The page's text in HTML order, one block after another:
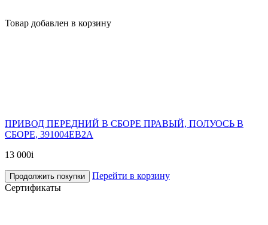
Товар добавлен в корзину
ПРИВОД ПЕРЕДНИЙ В СБОРЕ ПРАВЫЙ, ПОЛУОСЬ В
СБОРЕ, 391004EB2A
13 000i
Продолжить покупки
Перейти в корзину
Сертификаты